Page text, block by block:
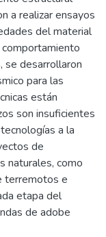
a realizar ensayos
del material
se desarrollaron
para las
están
son insuficientes
a la
de
naturales, como
terremotos e
etapa del
de adobe